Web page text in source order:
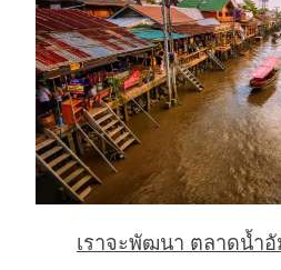
เราจะพัฒนา ตลาดน้ำอั